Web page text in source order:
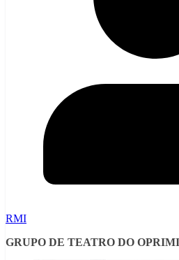
RMI
GRUPO DE TEATRO DO